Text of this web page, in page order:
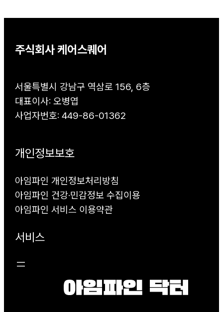
주식회사 케어스퀘어
서울특별시 강남구 역삼로 156, 6층
대표이사: 오병엽
사업자번호: 449-86-01362
개인정보보호
아임파인 개인정보처리방침
아임파인 건강·민감정보 수집이용
아임파인 서비스 이용약관
서비스